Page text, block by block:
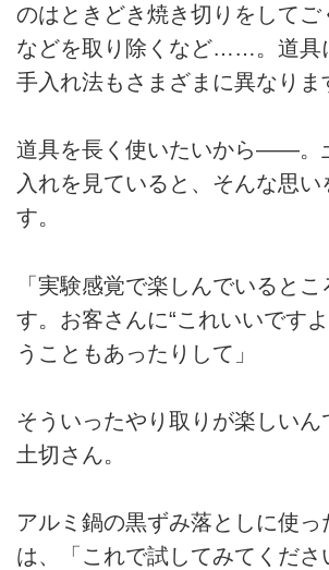
のはときどき焼き切りをしてご
などを取り除くなど……。道具
手入れ法もさまざまに異なりま
道具を長く使いたいから――。
入れを見ていると、そんな思い
す。
「実験感覚で楽しんでいると
す。お客さんに“これいいです
うこともあったりして」
そういったやり取りが楽しいん
土切さん。
アルミ鍋の黒ずみ落としに使っ
は、「これで試してみてくださ